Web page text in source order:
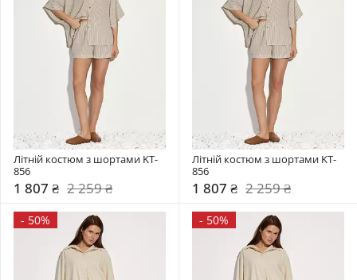
Літній костюм з шортами KT-
856
1 807 ₴ 2 259 ₴
Літній костюм з шортами KT-
856
1 807 ₴ 2 259 ₴
- 50% - 50%